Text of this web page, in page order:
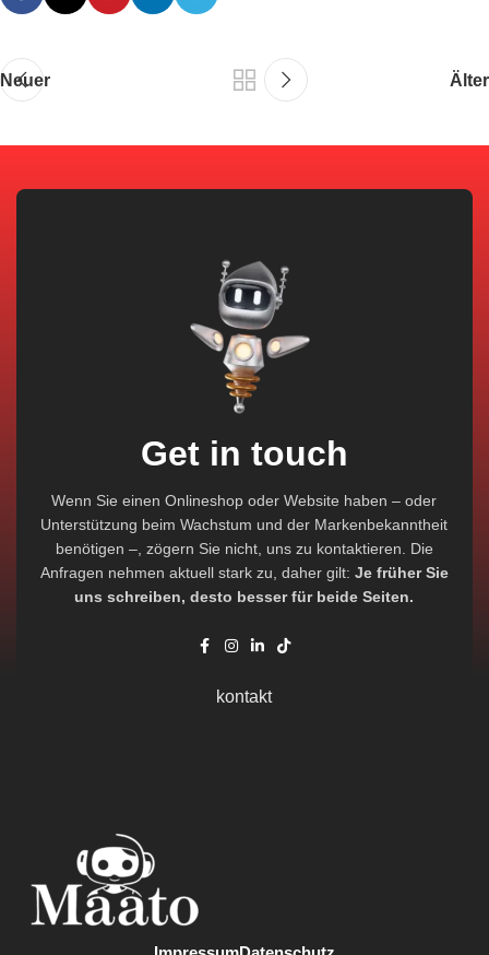
Neuer Älter
Get in touch
Wenn Sie einen Onlineshop oder Website haben – oder
Unterstützung beim Wachstum und der Markenbekanntheit
benötigen –, zögern Sie nicht, uns zu kontaktieren. Die
Anfragen nehmen aktuell stark zu, daher gilt: Je früher Sie
uns schreiben, desto besser für beide Seiten.
kontakt